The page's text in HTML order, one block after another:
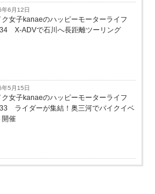
6月12日
ク女子kanaeのハッピーモーターライフ
X-ADVで石川へ長距離ツーリング
5月15日
ク女子kanaeのハッピーモーターライフ
ライダーが集結！奥三河でバイクイベ
開催